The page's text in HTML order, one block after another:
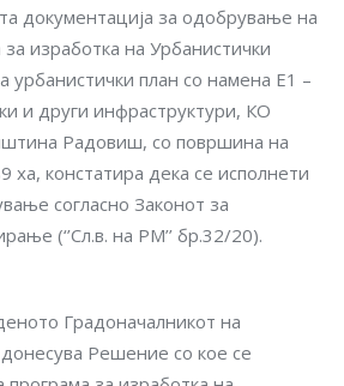
документација за одобрување на
изработка на Урбанистички
урбанистички план со намена Е1 –
и други инфраструктури, КО
Радовиш, со површина на
ха, констатира дека се исполнети
согласно Законот за
(‘’Сл.в. на РМ’’ бр.32/20).
Градоначалникот на
Решение со кое се